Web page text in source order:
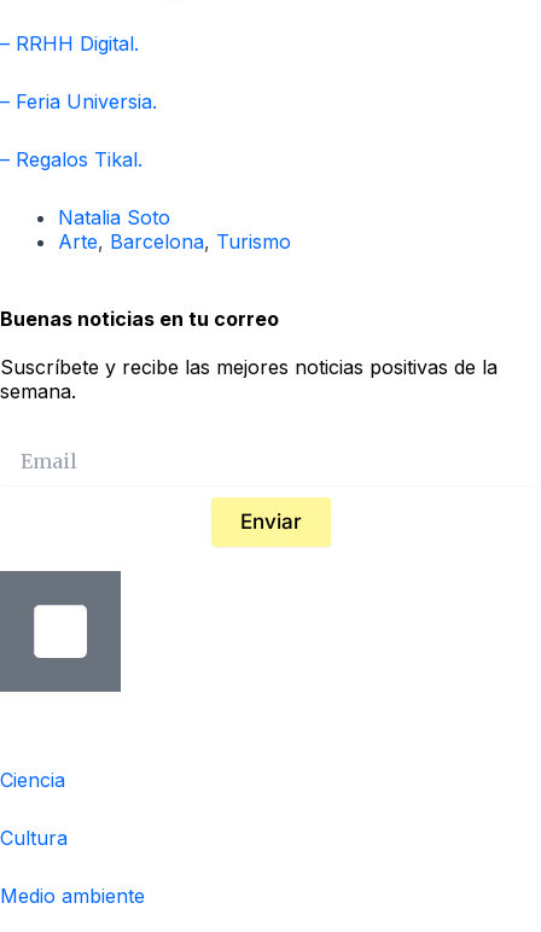
– RRHH Digital.
– Feria Universia.
– Regalos Tikal.
Natalia Soto
Arte, Barcelona, Turismo
Buenas noticias en tu correo
Suscríbete y recibe las mejores noticias positivas de la
semana.
Enviar
Ciencia
Cultura
Medio ambiente